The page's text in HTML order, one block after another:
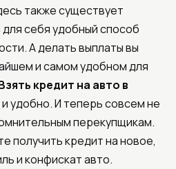
также существует
себя удобный способ
А делать выплаты вы
и самом удобном для
кредит на авто в
удобно. И теперь совсем не
перекупщикам.
получить кредит на новое,
и конфискат авто.